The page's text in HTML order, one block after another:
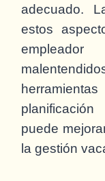
adecuado.
estos
puede
la gestión